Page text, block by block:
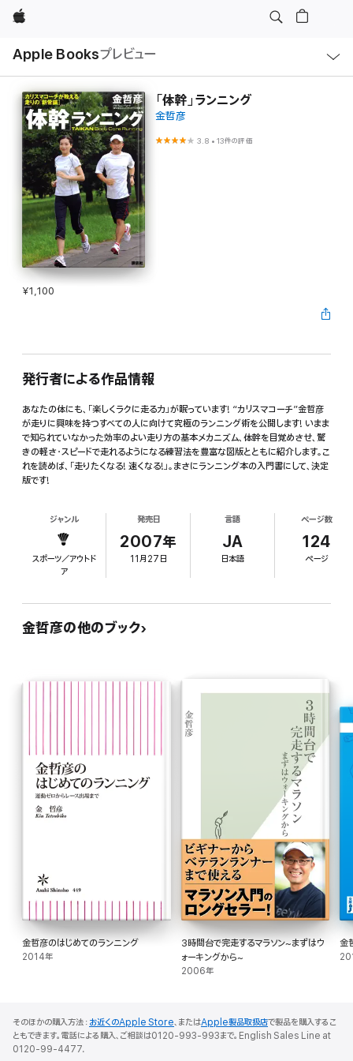
Apple
Apple Booksプレビュー
ル
「体幹」ランニング
金哲彦
3.8 •13件の評価
¥1,100
発行者による作品情報
あなたの体にも、「楽しくラクに走る力」が眠っています! “カリスマコーチ”金哲彦
が走りに興味を持つすべての人に向けて究極のランニング術を公開します! いまま
で知られていなかった効率のよい走り方の基本メカニズム、体幹を目覚めさせ、驚
きの軽さ・スピードで走れるようになる練習法を豊富な図版とともに紹介します。こ
れを読めば、「走りたくなる! 速くなる!」。まさにランニング本の入門書にして、決定
版です!
ジャンル
スポーツ／アウトド
ア
発売日
2007年
11月27日
言語
JA
日本語
ページ数
124
ページ
金哲彦の他のブック
金哲彦のはじめてのランニング
2014年
3時間台で完走するマラソン~まずはウ
ォーキングから~
2006年
金
そのほかの購入方法： お近くのApple Store、またはApple製品取扱店で製品を購入するこ
ともできます。電話による購入、ご相談は0120-993-993まで。English Sales Line at
0120-99-4477.